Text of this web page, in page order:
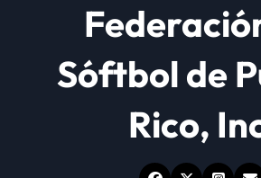
Sóftbol de
Rico,